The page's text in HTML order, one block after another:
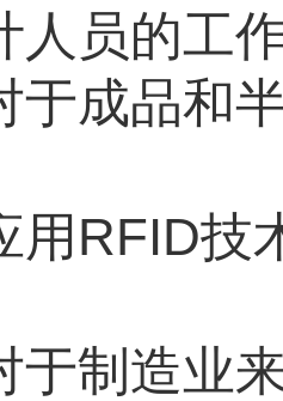
人员的工
于成品和
技术
造业来